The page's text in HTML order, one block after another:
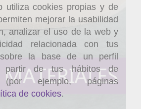
utiliza cookies propias y de
mejorar la usabilidad
analizar el uso de la web y
relacionada con tus
sobre la base de un perfil
partir de tus hábitos de
(por ejemplo, páginas
de cookies.